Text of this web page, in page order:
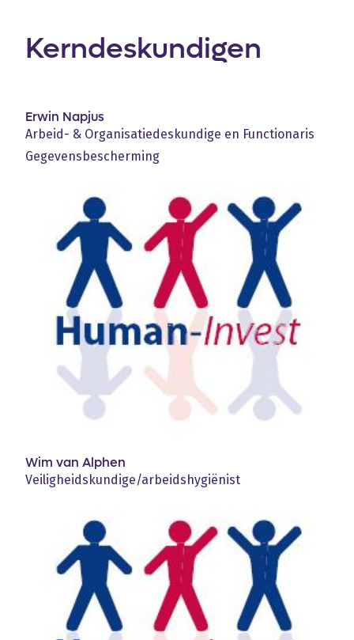
Kerndeskundigen
Erwin Napjus
Arbeid- & Organisatiedeskundige en Functionaris
Gegevensbescherming
Wim van Alphen
Veiligheidskundige/arbeidshygiënist